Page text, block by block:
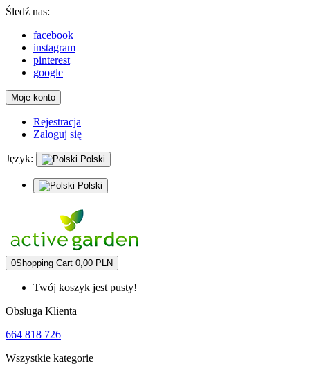
Śledź nas:
facebook
instagram
pinterest
google
Moje konto
Rejestracja
Zaloguj się
Język: Polski
Polski
0Shopping Cart 0,00 PLN
Twój koszyk jest pusty!
Obsługa Klienta
664 818 726
Wszystkie kategorie